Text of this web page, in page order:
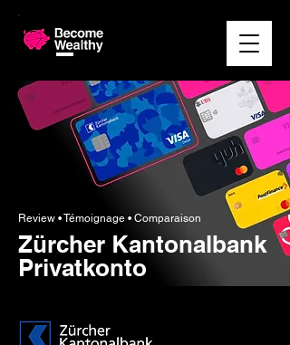
Review • Témoignage • Comparaison
Zürcher Kantonalbank
Privatkonto